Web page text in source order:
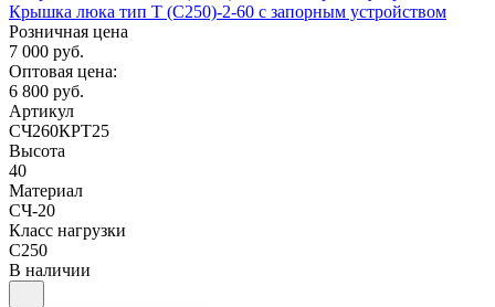
Крышка люка тип Т (С250)-2-60 с запорным устройством
Розничная цена
7 000 руб.
Оптовая цена:
6 800 руб.
Артикул
СЧ260КРТ25
Высота
40
Материал
СЧ-20
Класс нагрузки
C250
В наличии